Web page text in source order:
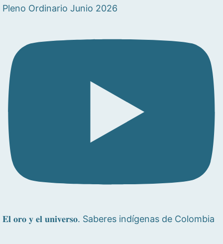
Pleno Ordinario Junio 2026
𝐄𝐥 𝐨𝐫𝐨 𝐲 𝐞𝐥 𝐮𝐧𝐢𝐯𝐞𝐫𝐬𝐨. Saberes indígenas de Colombia